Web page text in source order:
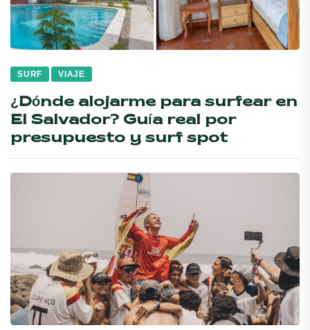
SURF VIAJE
¿Dónde alojarme para surfear en
El Salvador? Guía real por
presupuesto y surf spot